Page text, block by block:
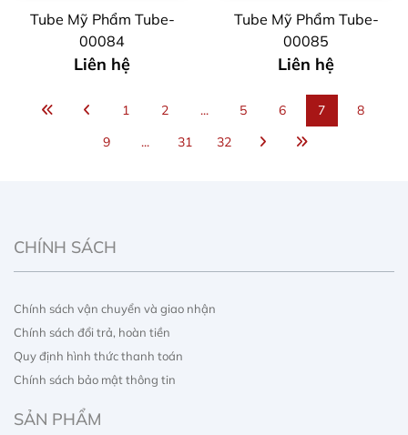
Tube Mỹ Phẩm Tube-
00084
Liên hệ
Tube Mỹ Phẩm Tube-
00085
Liên hệ
1 2 ... 5 6 7
8
9
... 31 32
CHÍNH SÁCH
Chính sách vận chuyển và giao nhận
Chính sách đổi trả, hoàn tiền
Quy định hình thức thanh toán
Chính sách bảo mật thông tin
SẢN PHẨM